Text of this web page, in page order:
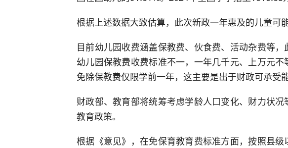
根据上述数据大致估算，此次新政一年惠及的儿童可
目前幼儿园收费涵盖保教费、伙食费、活动杂费等
幼儿园保教费收费标准不一，一年几千元、上万元
免除保教费仅限学前一年，这主要是出于财政可承受
财政部、教育部将统筹考虑学龄人口变化、财力状
教育政策。
根据《意见》，在免保育教育费标准方面，按照县